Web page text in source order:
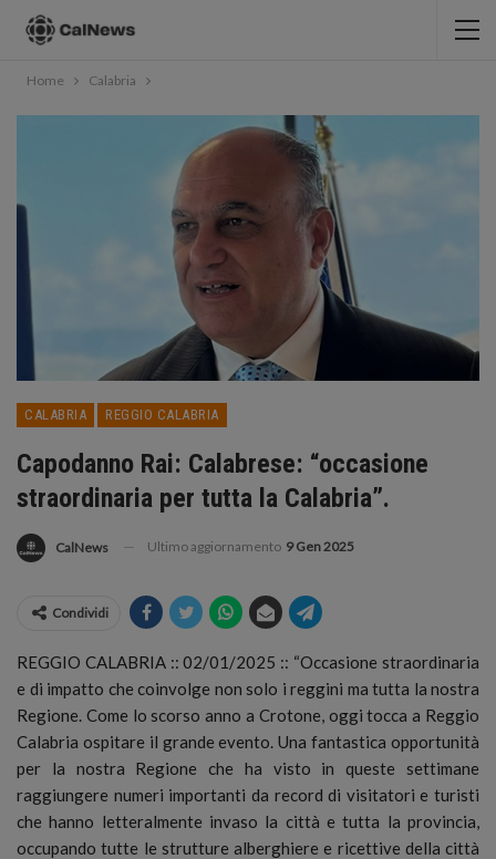
Home Calabria
CALABRIA REGGIO CALABRIA
Capodanno Rai: Calabrese: “occasione
straordinaria per tutta la Calabria”.
CalNews Ultimo aggiornamento 9 Gen 2025
Condividi
REGGIO CALABRIA :: 02/01/2025 :: “Occasione straordinaria
e di impatto che coinvolge non solo i reggini ma tutta la nostra
Regione. Come lo scorso anno a Crotone, oggi tocca a Reggio
Calabria ospitare il grande evento. Una fantastica opportunità
per la nostra Regione che ha visto in queste settimane
raggiungere numeri importanti da record di visitatori e turisti
che hanno letteralmente invaso la città e tutta la provincia,
occupando tutte le strutture alberghiere e ricettive della città